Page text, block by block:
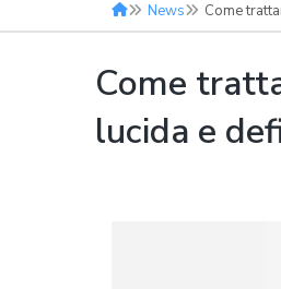
News Come trattare i
Come
lucida e